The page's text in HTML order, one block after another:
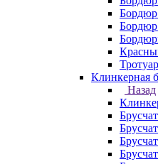
Клинкерная
Назад